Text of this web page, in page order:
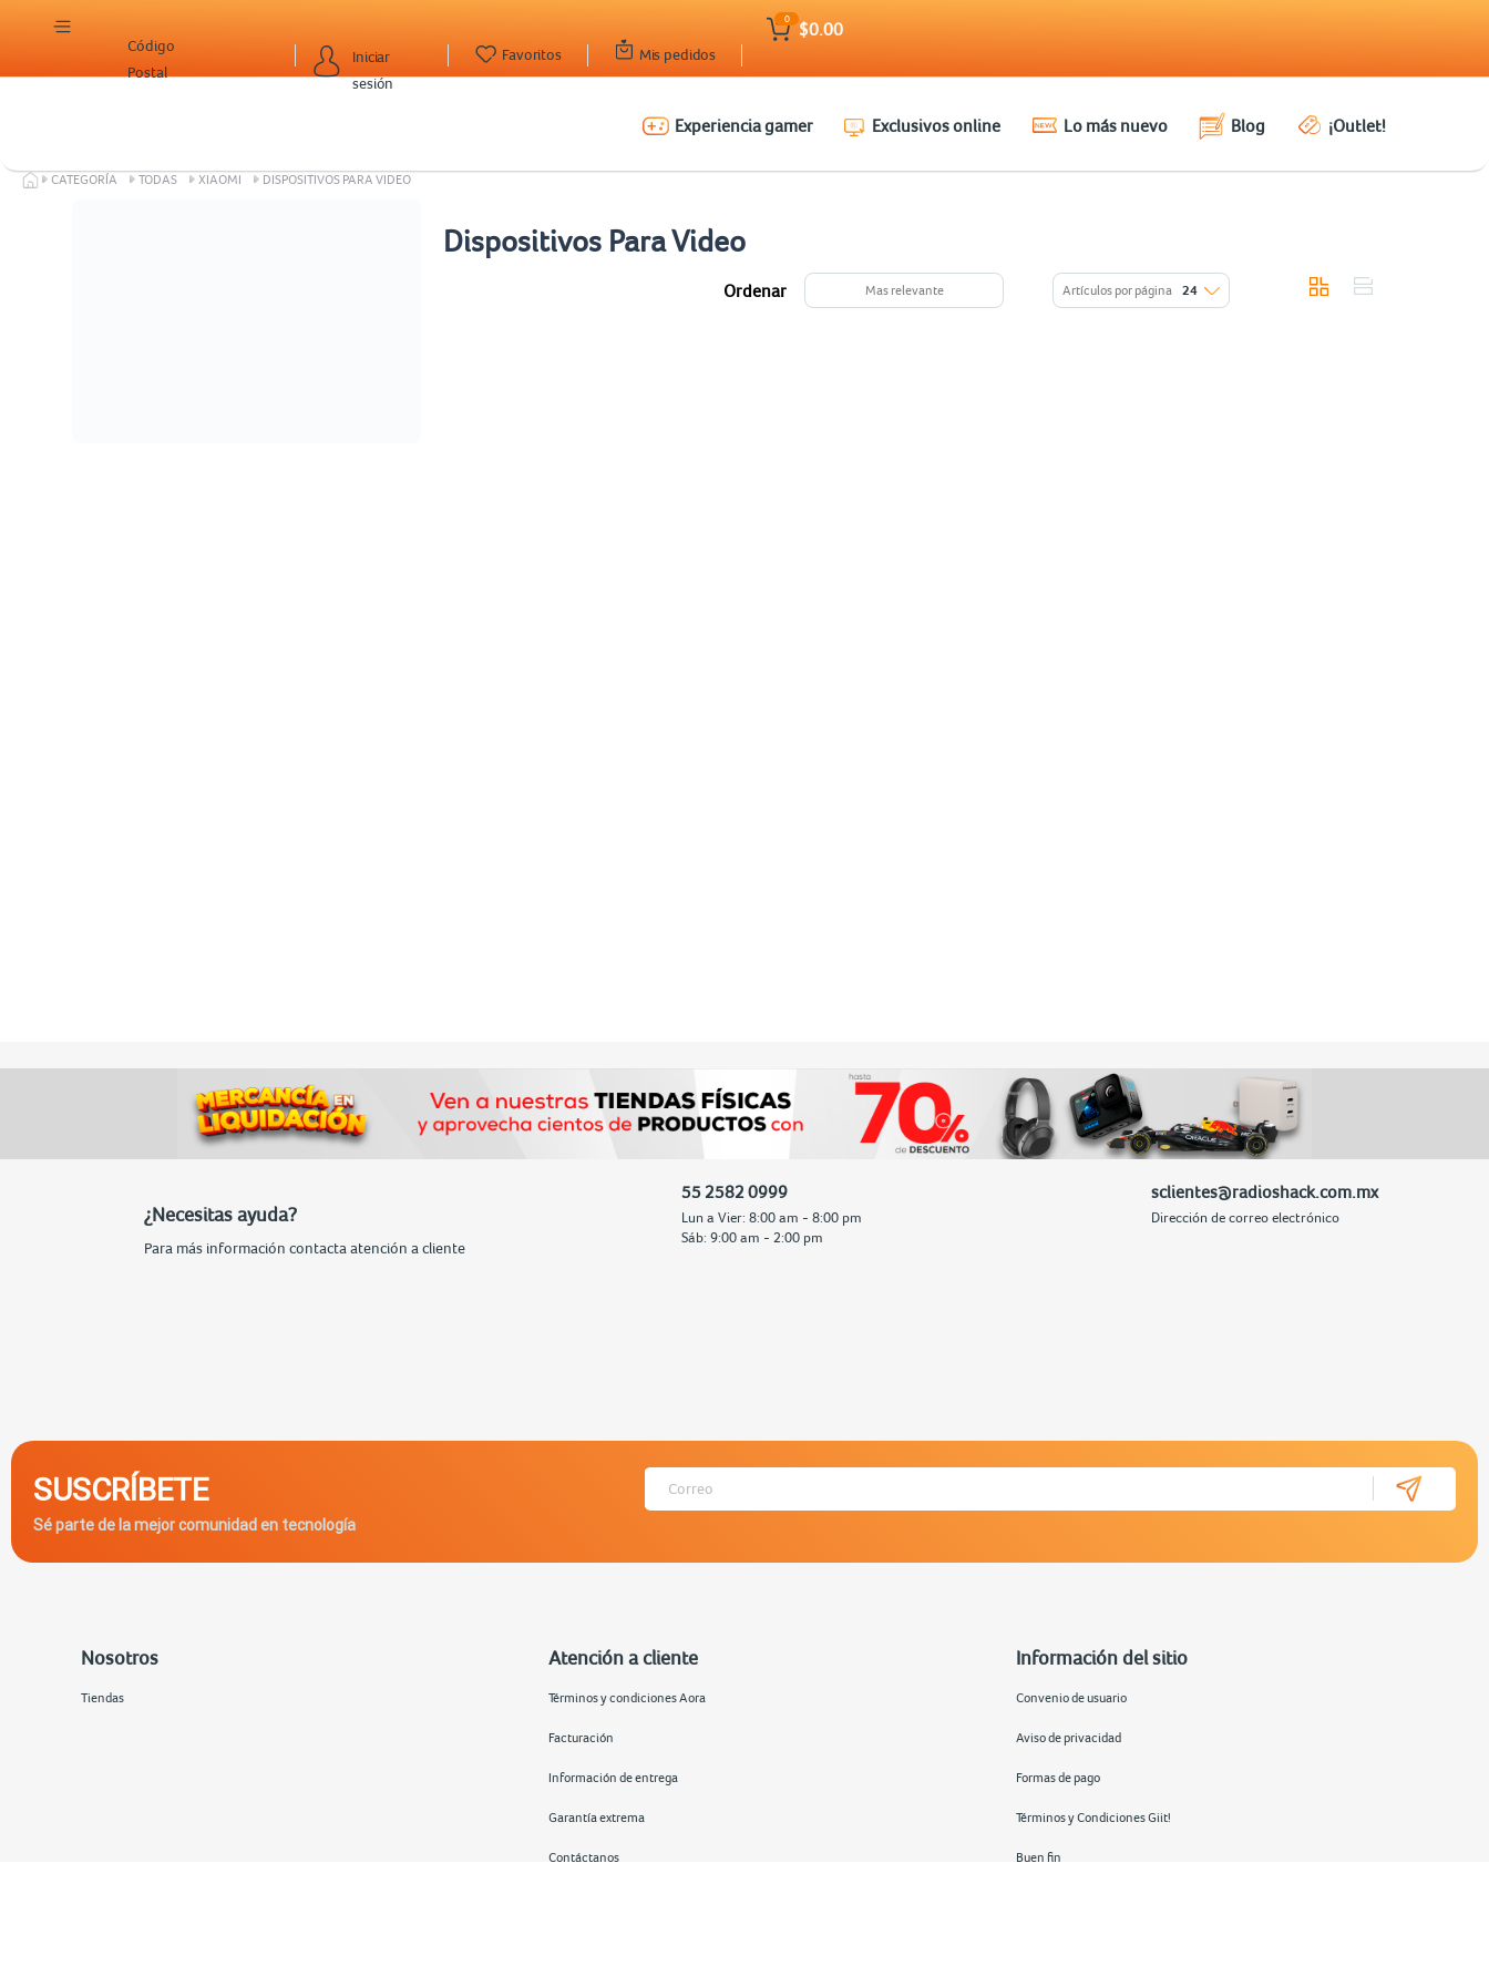
Iniciar
sesión
Código
Postal
Mis pedidos
Favoritos
0
$0.00
Experiencia gamer Exclusivos online Lo más nuevo Blog ¡Outlet!
CATEGORÍA TODAS XIAOMI DISPOSITIVOS PARA VIDEO
Dispositivos Para Video
Ordenar Mas relevante Artículos por página 24
¿Necesitas ayuda?
Para más información contacta atención a cliente
55 2582 0999
Lun a Vier: 8:00 am - 8:00 pm
Sáb: 9:00 am - 2:00 pm
sclientes@radioshack.com.mx
Dirección de correo electrónico
SUSCRÍBETE
Sé parte de la mejor comunidad en tecnología
Nosotros
Tiendas
Atención a cliente
Términos y condiciones Aora
Facturación
Información de entrega
Garantía extrema
Contáctanos
Información del sitio
Convenio de usuario
Aviso de privacidad
Formas de pago
Términos y Condiciones Giit!
Buen fin